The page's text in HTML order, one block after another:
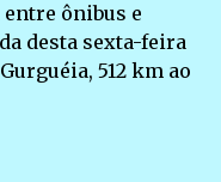
ônibus e
desta sexta-feira
512 km ao